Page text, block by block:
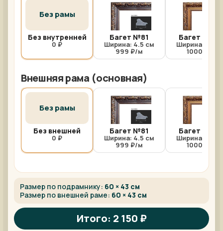
Без рамы
Без внутренней
0 ₽
Багет №81
Ширина: 4.5 см
999 ₽/м
Багет №81/
Ширина: 4.5
1000 ₽/м
Внешняя рама (основная)
Без рамы
Без внешней
0 ₽
Багет №81
Ширина: 4.5 см
999 ₽/м
Багет №81/
Ширина: 4.5
1000 ₽/м
Размер по подрамнику: 60 × 43 см
Размер по внешней раме: 60 × 43 см
Итого: 2 150 ₽